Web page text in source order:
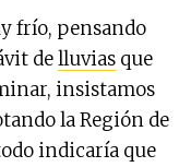
frío, pensando
delluvias que
insistamos
la Región de
indicaría que